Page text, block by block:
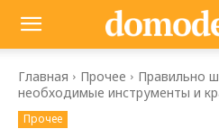
Главная Прочее
Правильно
необходимые инструменты и
Прочее